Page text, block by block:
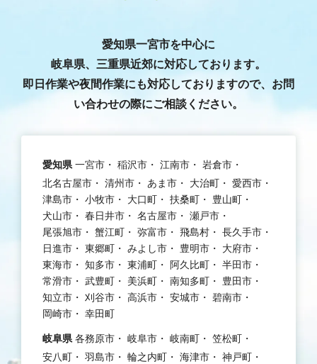
愛知県一宮市を中心に
岐阜県、三重県近郊に対応しております。
即日作業や夜間作業にも対応しておりますので、お問
い合わせの際にご相談ください。
愛知県 一宮市 稲沢市 江南市
岩倉市
北名古屋市
清州市 あま市 大治町
愛西市
津島市
小牧市 大口町 扶桑町
豊山町
犬山市
春日井市 名古屋市
瀬戸市
尾張旭市
蟹江町 弥富市 飛島村
長久手市
日進市
東郷町 みよし市 豊明市
大府市
東海市
知多市 東浦町 阿久比町
半田市
常滑市
武豊町 美浜町 南知多町
豊田市
知立市
刈谷市 高浜市 安城市
碧南市
岡崎市
幸田町
岐阜県 各務原市 岐阜市 岐南町
笠松町
安八町
羽島市 輪之内町 海津市
神戸町